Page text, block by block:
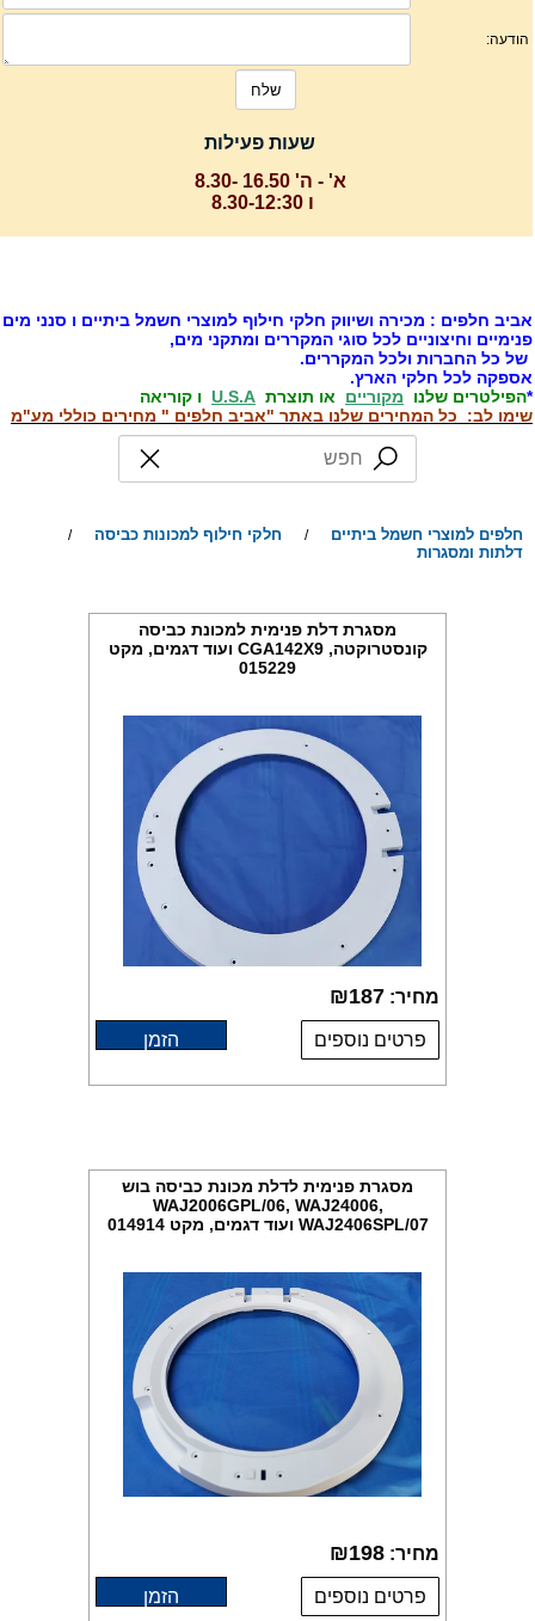
שעות פעילות
א' - ה' 16.50 -8.30
ו 8.30-12:30
חלפים : מכירה ושיווק חלקי חילוף למוצרי חשמל ביתיים ו סנני מים
וחיצוניים לכל סוגי המקררים ומתקני מים,
כל החברות ולכל המקררים.
לכל חלקי הארץ.
הפילטרים שלנו מקורייםאו תוצרת U.S.Aו קוריאה
לב: כל המחירים שלנו באתר "אביב חלפים " מחירים כוללי מע"מ
חלפים למוצרי חשמל ביתיים חלקי חילוף למכונות כביסה
דלתות ומסגרות
מסגרת דלת פנימית למכונת כביסה
קונסטרוקטה, CGA142X9 ועוד דגמים, מקט
015229
מחיר: ₪187
פרטים נוספים הזמן
מסגרת פנימית לדלת מכונת כביסה בוש
WAJ2006GPL/06, WAJ24006,
WAJ2406SPL/07 ועוד דגמים, מקט 014914
מחיר: ₪198
פרטים נוספים הזמן